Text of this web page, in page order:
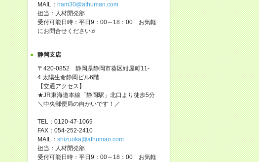
MAIL： ham30@athuman.com
担当：人材開発部
受付可能日時：平日9：00～18：00 お気軽
にお問合せください♬
静岡支店
〒420-0852 静岡県静岡市葵区紺屋町11-
4 太陽生命静岡ビル6階
【交通アクセス】
★JR東海道本線「静岡駅」北口より徒歩5分
＼中央郵便局の向かいです！／
TEL：0120-47-1069
FAX：054-252-2410
MAIL： shizuoka@athuman.com
担当：人材開発部
受付可能日時：平日9：00～18：00 お気軽